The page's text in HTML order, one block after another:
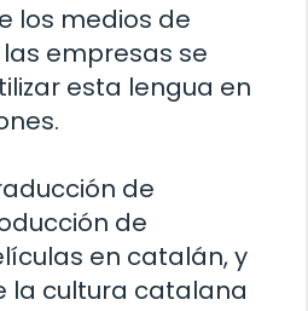
los medios de
empresas se
esta lengua en
de
de
en catalán, y
la cultura catalana